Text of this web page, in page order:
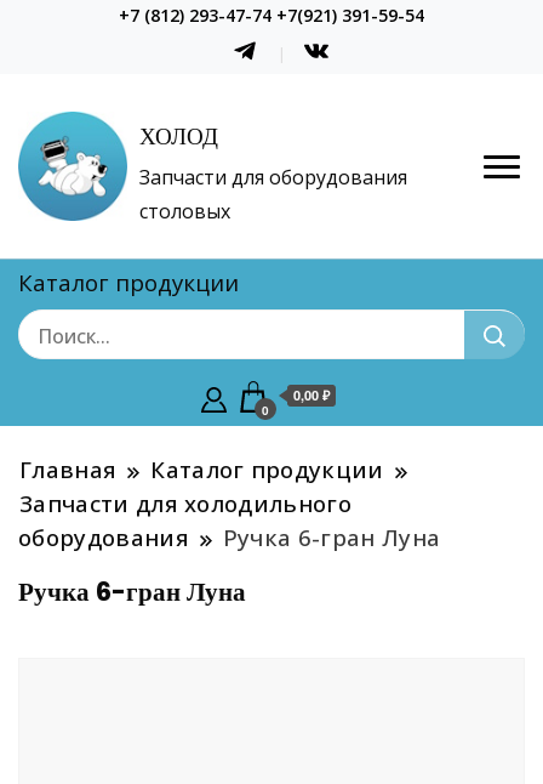
+7 (812) 293-47-74 +7(921) 391-59-54
ХОЛОД
Запчасти для оборудования
столовых
Каталог продукции
0
0,00 ₽
Главная
Каталог продукции
Запчасти для холодильного
оборудования
Ручка 6-гран Луна
Ручка 6-гран Луна